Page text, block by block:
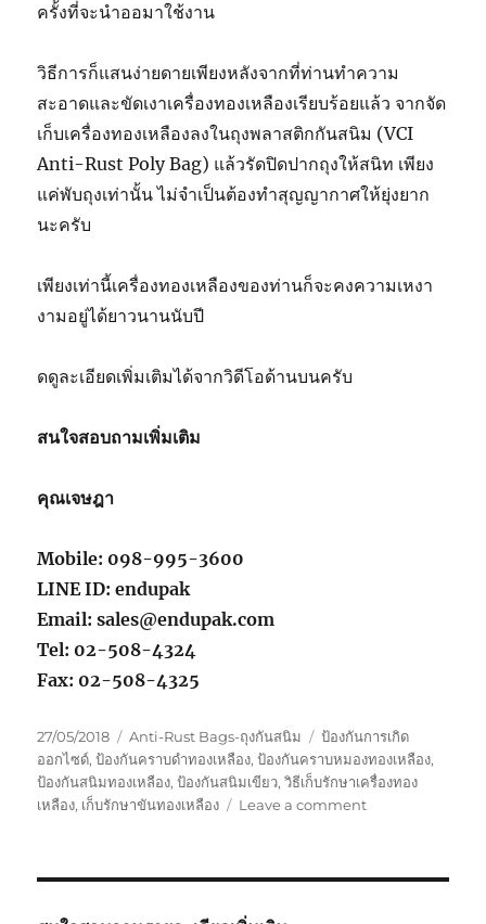
ครั้งที่จะนำออมาใช้งาน
วิธีการก็แสนง่ายดายเพียงหลังจากที่ท่านทำความ
สะอาดและขัดเงาเครื่องทองเหลืองเรียบร้อยแล้ว จากจัด
เก็บเครื่องทองเหลืองลงในถุงพลาสติกกันสนิม (VCI
Anti-Rust Poly Bag) แล้วรัดปิดปากถุงให้สนิท เพียง
แค่พับถุงเท่านั้น ไม่จำเป็นต้องทำสุญญากาศให้ยุ่งยาก
นะครับ
เพียงเท่านี้เครื่องทองเหลืองของท่านก็จะคงความเหงา
งามอยู่ได้ยาวนานนับปี
ดดูละเอียดเพิ่มเติมได้จากวิดีโอด้านบนครับ
สนใจสอบถามเพิ่มเติม
คุณเจษฎา
Mobile: 098-995-3600
LINE ID: endupak
Email: sales@endupak.com
Tel: 02-508-4324
Fax: 02-508-4325
Posted
on
27/05/2018 Categories
Anti-Rust Bags-ถุงกันสนิม Tags
ป้องกันการเกิด
ออกไซด์,ป้องกันคราบดำทองเหลือง,ป้องกันคราบหมองทองเหลือง,
ป้องกันสนิมทองเหลือง,ป้องกันสนิมเขียว,วิธีเก็บรักษาเครื่องทอง
เหลือง, เก็บรักษาขันทองเหลือง Leave a commenton